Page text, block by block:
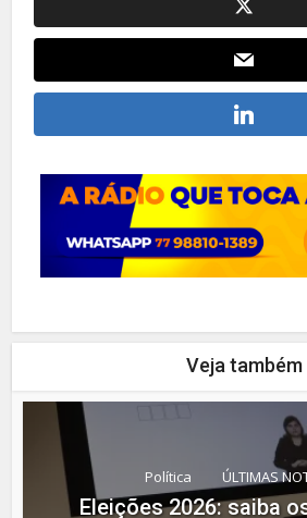
Veja também
Política ÚLTIMAS
Eleições 2026: saiba